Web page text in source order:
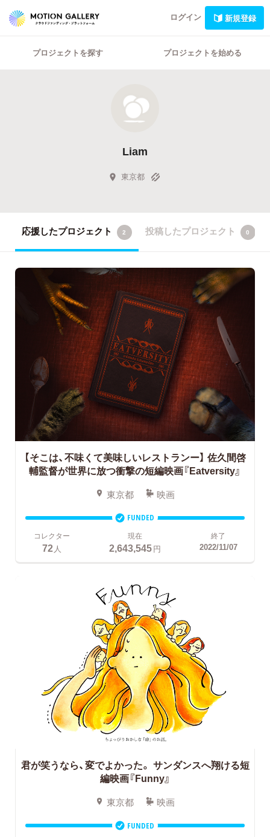
ログイン 新規登録
プロジェクトを探す プロジェクトを始める
Liam
東京都
応援したプロジェクト 2 投稿したプロジェクト 0
【そこは、不味くて美味しいレストランー】 佐久間啓
輔監督が世界に放つ衝撃の短編映画『Eatversity』
東京都 映画
FUNDED
コレクター
72 人
現在
2,643,545円
終了
2022/11/07
君が笑うなら、変でよかった。 サンダンスへ翔ける短
編映画『Funny』
東京都 映画
FUNDED